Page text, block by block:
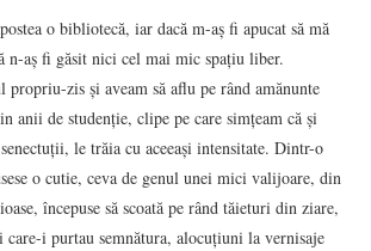
o bibliotecă, iar dacă m-aş fi apucat să mă
n-aş fi găsit nici cel mai mic spaţiu liber.
propriu-zis şi aveam să aflu pe rând amănunte
anii de studenţie, clipe pe care simţeam că şi
le trăia cu aceeaşi intensitate. Dintr-o
o cutie, ceva de genul unei mici valijoare, din
începuse să scoată pe rând tăieturi din ziare,
i purtau semnătura, alocuţiuni la vernisaje